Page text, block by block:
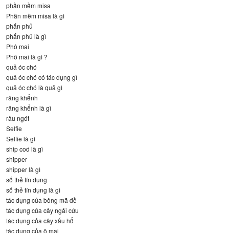
phần mềm misa
Phần mềm misa là gì
phấn phủ
phấn phủ là gì
Phô mai
Phô mai là gì ?
quả óc chó
quả óc chó có tác dụng gì
quả óc chó là quả gì
răng khểnh
răng khểnh là gì
râu ngót
Selfie
Selfie là gì
ship cod là gì
shipper
shipper là gì
số thẻ tín dụng
số thẻ tín dụng là gì
tác dụng của bông mã đề
tác dụng của cây ngải cứu
tác dụng của cây xấu hổ
tác dụng của ô mai